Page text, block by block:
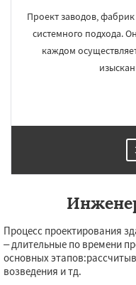
Проект заводов,
системного подхода.
каждом
Процесс проектирования
– длительные по времени
основных
возведения и тд.